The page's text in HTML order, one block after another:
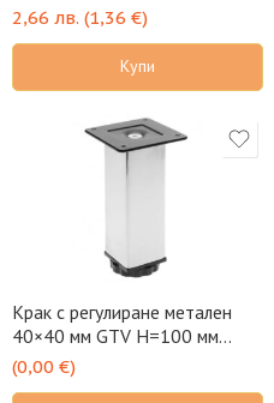
2,66 лв. (1,36 €)
Купи
Крак с регулиране метален
40×40 мм GTV H=100 мм
хром
(0,00 €)